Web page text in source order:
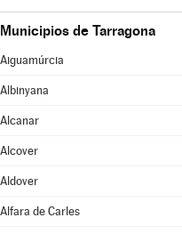
Municipios de Tarragona
Aiguamúrcia
Albinyana
Alcanar
Alcover
Aldover
Alfara de Carles